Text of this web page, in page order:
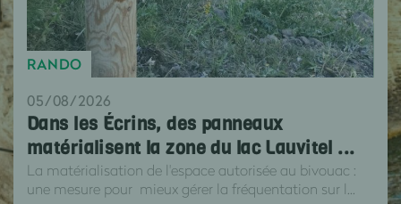
RANDO
05/08/2026
Dans les Écrins, des panneaux
matérialisent la zone du lac Lauvitel ...
La matérialisation de l'espace autorisée au bivouac :
une mesure pour mieux gérer la fréquentation sur l...